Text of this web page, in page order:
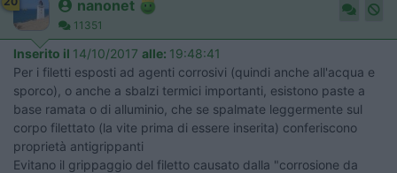
nanonet
11351
Inserito il 14/10/2017 alle: 19:48:41
Per i filetti esposti ad agenti corrosivi (quindi anche all'acqua e
sporco), o anche a sbalzi termici importanti, esistono paste a
base ramata o di alluminio, che se spalmate leggermente sul
corpo filettato (la vite prima di essere inserita) conferiscono
proprietà antigrippanti
Evitano il grippaggio del filetto causato dalla "corrosione da